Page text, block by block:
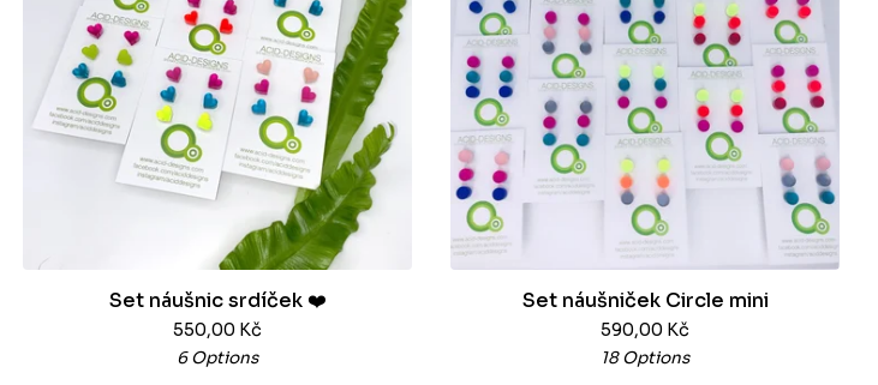
Set náušnic srdíček ❤️
550,00 Kč
6 Options
Set náušniček Circle mini
590,00 Kč
18 Options